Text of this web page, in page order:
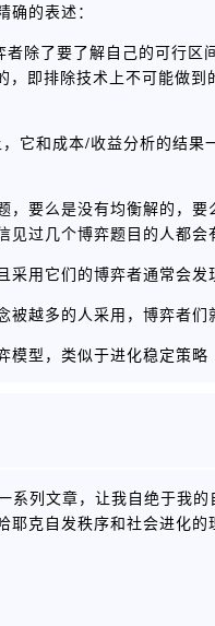
的表述：
除了要了解自己的可行
，即排除技术上不可能做
它和成本/收益分析的结
要么是没有均衡解的，
过几个博弈题目的人都会
用它们的博弈者通常会发
越多的人采用，博弈者
模型，类似于进化稳定策略
系列文章，让我自绝于我
克自发秩序和社会进化的